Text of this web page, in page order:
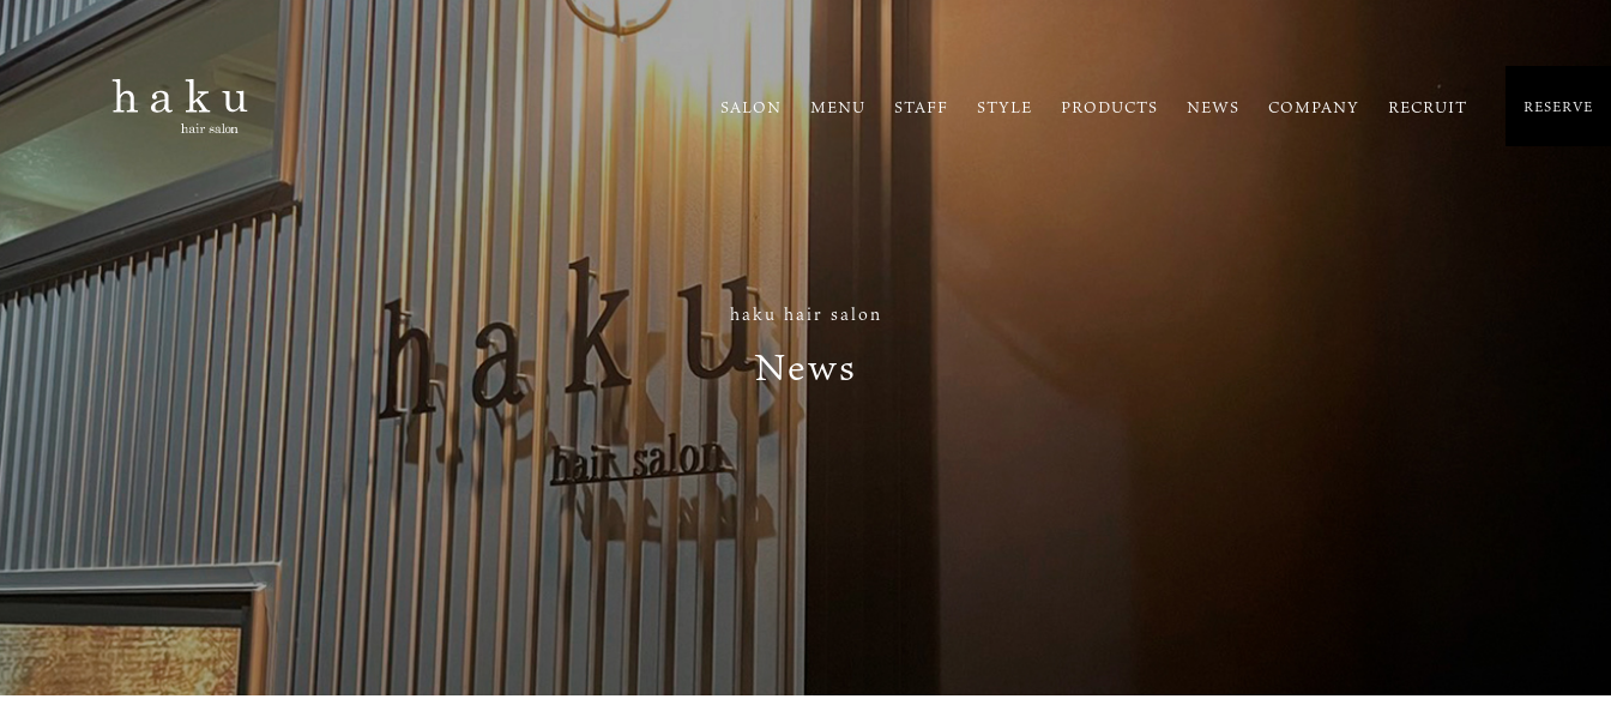
haku hair salon
News
SALON MENU STAFF STYLE PRODUCTS NEWS COMPANY RECRUIT RESERVE